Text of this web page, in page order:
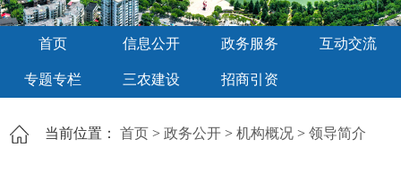
首页 信息公开 政务服务 互动交流
专题专栏 三农建设 招商引资
当前位置： 首页 > 政务公开 > 机构概况 > 领导简介